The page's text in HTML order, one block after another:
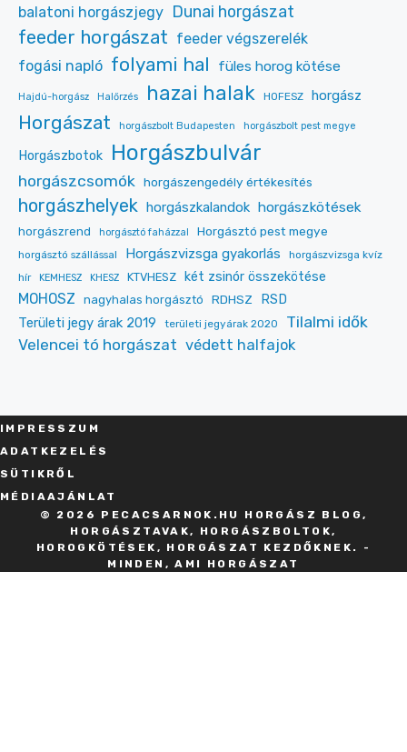
balatoni horgászjegy Dunai horgászat
feeder horgászat feeder végszerelék
fogási napló folyami hal füles horog kötése
Hajdú-horgász Halőrzés hazai halak HOFESZ horgász
Horgászat horgászbolt Budapesten horgászbolt pest megye
Horgászbotok Horgászbulvár
horgászcsomók horgászengedély értékesítés
horgászhelyek horgászkalandok horgászkötések
horgászrend horgásztó faházzal Horgásztó pest megye
horgásztó szállással Horgászvizsga gyakorlás
horgászvizsga kvíz
hír
KEMHESZ KHESZ KTVHESZ két zsinór összekötése
MOHOSZ nagyhalas horgásztó RDHSZ RSD
Területi jegy árak 2019 területi jegyárak 2020
Tilalmi idők
Velencei tó horgászat védett halfajok
IMPRESSZU M
ADATKEZELÉS
SÜT IKRŐL
MÉDIAAJÁNLAT
© 2026 PECACSARNOK.HU HORGÁSZ BLOG,
HORGÁSZTAVAK, HORGÁSZBOLTOK,
HOROGKÖTÉSEK, HORGÁSZAT KEZDŐKNEK. -
MINDEN, AMI HORGÁSZAT